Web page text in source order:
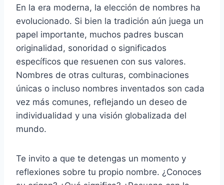
En la era moderna, la elección de nombres ha
evolucionado. Si bien la tradición aún juega un
papel importante, muchos padres buscan
originalidad, sonoridad o significados
específicos que resuenen con sus valores.
Nombres de otras culturas, combinaciones
únicas o incluso nombres inventados son cada
vez más comunes, reflejando un deseo de
individualidad y una visión globalizada del
mundo.
Te invito a que te detengas un momento y
reflexiones sobre tu propio nombre. ¿Conoces